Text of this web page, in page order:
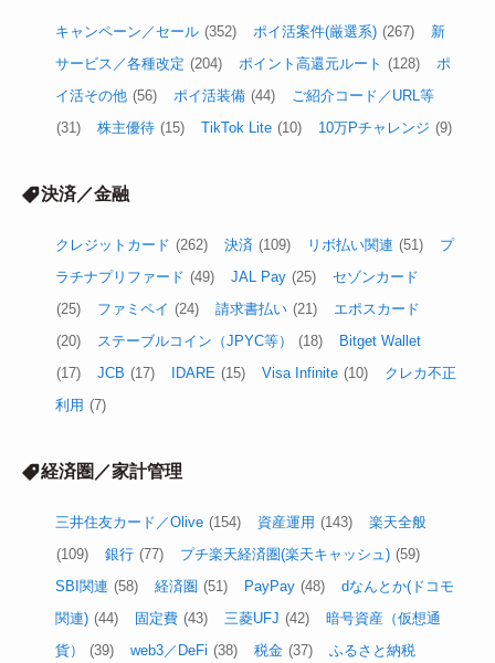
キャンペーン／セール (352) ポイ活案件(厳選系) (267)
新
サービス／各種改定 (204) ポイント高還元ルート (128)
ポ
イ活その他 (56) ポイ活装備 (44)
ご紹介コード／URL等
(31)
株主優待 (15) TikTok Lite (10) 10万Pチャレンジ (9)
決済／金融
クレジットカード (262) 決済 (109) リボ払い関連 (51)
プ
ラチナプリファード (49) JAL Pay (25)
セゾンカード
(25)
ファミペイ (24) 請求書払い (21)
エポスカード
(20)
ステーブルコイン（JPYC等） (18)
Bitget Wallet
(17)
JCB (17) IDARE (15) Visa Infinite (10)
クレカ不正
利用 (7)
経済圏／家計管理
三井住友カード／Olive (154) 資産運用 (143)
楽天全般
(109)
銀行 (77) プチ楽天経済圏(楽天キャッシュ) (59)
SBI関連 (58) 経済圏 (51) PayPay (48)
dなんとか(ドコモ
関連) (44) 固定費 (43) 三菱UFJ (42)
暗号資産（仮想通
貨）
(39) web3／DeFi (38) 税金 (37)
ふるさと納税